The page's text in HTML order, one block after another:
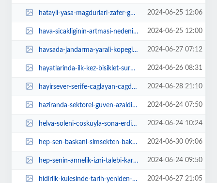
hatayli-yasa-magdurlari-zafer-genel-merkezinde-bHTZzxOg.jpg 2024-06-25 12:06
hava-sicakliginin-artmasi-nedeniyle-mesai-saatlerinde-duzenleme-yapildi-aaqPM... 2024-06-25 12:00
havsada-jandarma-yarali-kopegi-kurtardi-tsaSbieu.jpg 2024-06-27 07:12
hayatlarinda-ilk-kez-bisiklet-surduler-4CYzGrhf.jpg 2024-06-26 08:31
hayirsever-serife-caglayan-cagdas-yasami-destekleme-dernegine-evini-bagisladi... 2024-06-28 21:10
haziranda-sektorel-guven-azaldi-KpV5HCGZ.jpg 2024-06-24 07:50
helva-soleni-coskuyla-sona-erdi-6qL7kK9T.jpg 2024-06-24 10:24
hep-sen-baskani-simsekten-bakan-fahrettin-kocaya-en-buyuk-hizmeti-istifadir-v... 2024-06-30 09:06
hep-senin-annelik-izni-talebi-karsilik-buldu-qH2Uav3C.jpg 2024-06-24 09:50
hidirlik-kulesinde-tarih-yeniden-canlanacak-JemgnxFC.jpg 2024-06-27 21:05